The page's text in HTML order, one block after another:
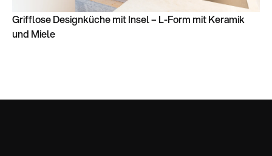
Grifflose Designküche mit Insel – L-Form mit Keramik
und Miele